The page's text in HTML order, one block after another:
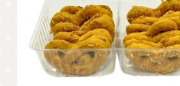
Over ons
Bezorging